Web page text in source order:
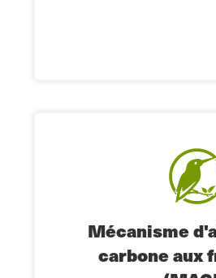
Mécanisme
carbone aux